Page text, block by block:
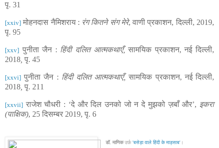
पृ. 31
[xxiv] मोहनदास नैमिशराय : रंग कितने संग मेरे, वाणी प्रकाशन, दिल्ली, 2019,
पृ. 95
[xxv] पुनीता जैन : हिंदी दलित आत्मकथाएँ,सामयिक प्रकाशन, नई दिल्ली,
2018 पृ. 45
[xxvi] पुनीता जैन : हिंदी दलित आत्मकथाएँ,सामयिक प्रकाशन, नई दिल्ली,
2018 पृ. 211
[xxvii] राजेश चौधरी : ‘दे और दिल उनको जो न दे मुझको ज़बाँ और’, इकरा
(पाक्षिक), 25 दिसम्बर 2019, पृ. 6
डॉ. माणिकउर्फ़'बसेड़ा वाले हिंदी के माड़साब'।